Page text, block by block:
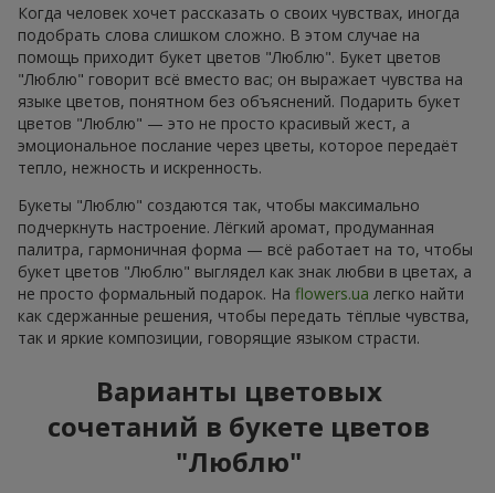
Когда человек хочет рассказать о своих чувствах, иногда
подобрать слова слишком сложно. В этом случае на
помощь приходит букет цветов "Люблю". Букет цветов
"Люблю" говорит всё вместо вас; он выражает чувства на
языке цветов, понятном без объяснений. Подарить букет
цветов "Люблю" — это не просто красивый жест, а
эмоциональное послание через цветы, которое передаёт
тепло, нежность и искренность.
Букеты "Люблю" создаются так, чтобы максимально
подчеркнуть настроение. Лёгкий аромат, продуманная
палитра, гармоничная форма — всё работает на то, чтобы
букет цветов "Люблю" выглядел как знак любви в цветах, а
не просто формальный подарок. На flowers.ua легко найти
как сдержанные решения, чтобы передать тёплые чувства,
так и яркие композиции, говорящие языком страсти.
Варианты цветовых
сочетаний в букете цветов
"Люблю"